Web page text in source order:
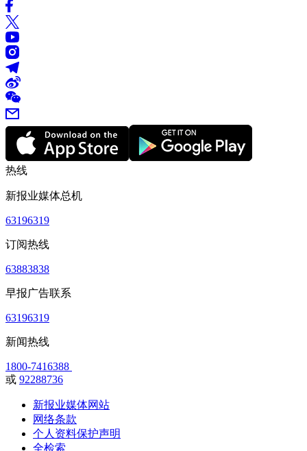
热线
新报业媒体总机
63196319
订阅热线
63883838
早报广告联系
63196319
新闻热线
1800-7416388
或 92288736
新报业媒体网站
网络条款
个人资料保护声明
全检索